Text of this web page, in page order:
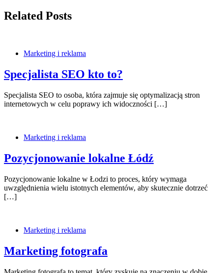
Related Posts
Marketing i reklama
Specjalista SEO kto to?
Specjalista SEO to osoba, która zajmuje się optymalizacją stron
internetowych w celu poprawy ich widoczności […]
Marketing i reklama
Pozycjonowanie lokalne Łódź
Pozycjonowanie lokalne w Łodzi to proces, który wymaga
uwzględnienia wielu istotnych elementów, aby skutecznie dotrzeć
[…]
Marketing i reklama
Marketing fotografa